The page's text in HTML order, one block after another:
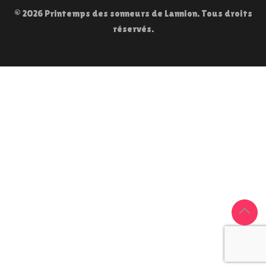
© 2026 Printemps des sonneurs de Lannion. Tous droits
réservés.